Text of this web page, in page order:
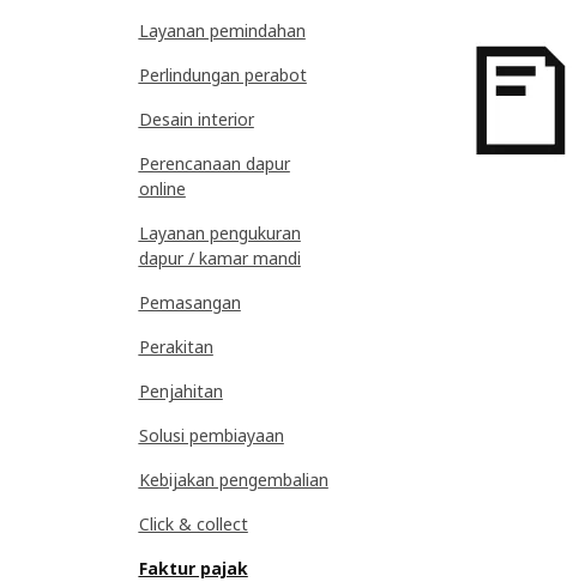
Layanan pemindahan
Perlindungan perabot
Desain interior
Perencanaan dapur
online
Layanan pengukuran
dapur / kamar mandi
Pemasangan
Perakitan
Penjahitan
Solusi pembiayaan
Kebijakan pengembalian
Click & collect
Faktur pajak